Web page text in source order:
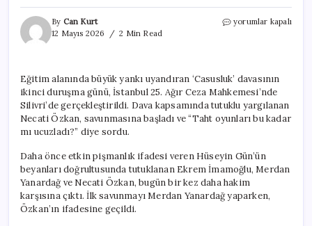
By Can Kurt
12 Mayıs 2026
2 Min Read
Casusluk
Özkan
Savunmasını
Yaptı
için
yorumlar kapalı
Eğitim alanında büyük yankı uyandıran ‘Casusluk’ davasının
ikinci duruşma günü, İstanbul 25. Ağır Ceza Mahkemesi’nde
Silivri’de gerçekleştirildi. Dava kapsamında tutuklu yargılanan
Necati Özkan, savunmasına başladı ve “Taht oyunları bu kadar
mı ucuzladı?” diye sordu.
Daha önce etkin pişmanlık ifadesi veren Hüseyin Gün’ün
beyanları doğrultusunda tutuklanan Ekrem İmamoğlu, Merdan
Yanardağ ve Necati Özkan, bugün bir kez daha hakim
karşısına çıktı. İlk savunmayı Merdan Yanardağ yaparken,
Özkan’ın ifadesine geçildi.